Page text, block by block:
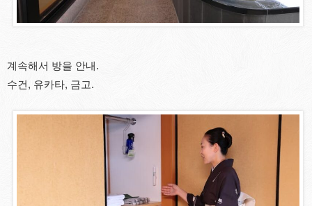
계속해서 방을 안내.
수건, 유카타, 금고.